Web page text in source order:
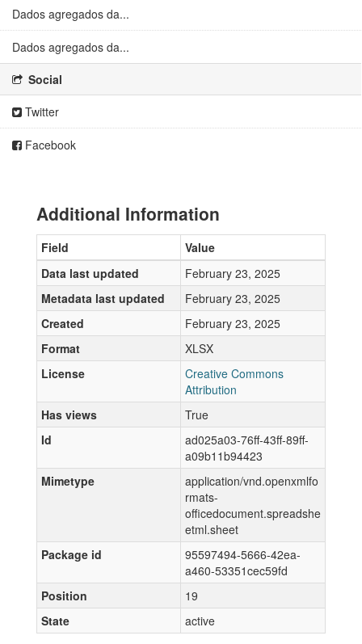
Dados agregados da...
Dados agregados da...
Social
Twitter
Facebook
Additional Information
Field
Value
Data last updated
February 23, 2025
Metadata last updated
February 23, 2025
Created
February 23, 2025
Format
XLSX
License
Creative Commons
Attribution
Has views
True
Id
ad025a03-76ff-43ff-89ff-
a09b11b94423
Mimetype
application/vnd.openxmlfo
rmats-
officedocument.spreadshe
etml.sheet
Package id
95597494-5666-42ea-
a460-53351cec59fd
Position
19
State
active